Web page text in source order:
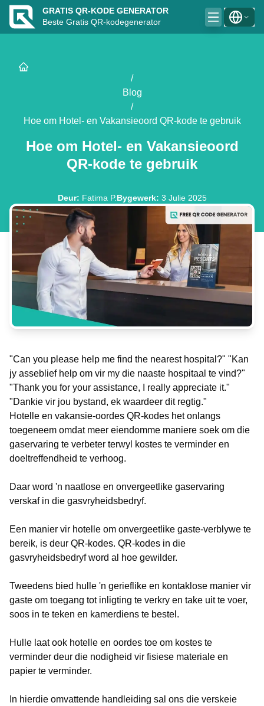
GRATIS QR-KODE GENERATOR
Beste Gratis QR-kodegenerator
/
Blog
/
Hoe om Hotel- en Vakansieoord QR-kode te gebruik
Hoe om Hotel- en Vakansieoord
QR-kode te gebruik
Deur: Fatima P.Bygewerk: 3 Julie 2025
"Can you please help me find the nearest hospital?" "Kan
jy asseblief help om vir my die naaste hospitaal te vind?"
"Thank you for your assistance, I really appreciate it."
"Dankie vir jou bystand, ek waardeer dit regtig."
Hotelle en vakansie-oordes QR-kodes het onlangs
toegeneem omdat meer eiendomme maniere soek om die
gaservaring te verbeter terwyl kostes te verminder en
doeltreffendheid te verhoog.
Daar word 'n naatlose en onvergeetlike gaservaring
verskaf in die gasvryheidsbedryf.
Een manier vir hotelle om onvergeetlike gaste-verblywe te
bereik, is deur QR-kodes. QR-kodes in die
gasvryheidsbedryf word al hoe gewilder.
Tweedens bied hulle 'n gerieflike en kontaklose manier vir
gaste om toegang tot inligting te verkry en take uit te voer,
soos in te teken en kamerdiens te bestel.
Hulle laat ook hotelle en oordes toe om kostes te
verminder deur die nodigheid vir fisiese materiale en
papier te verminder.
In hierdie omvattende handleiding sal ons die verskeie